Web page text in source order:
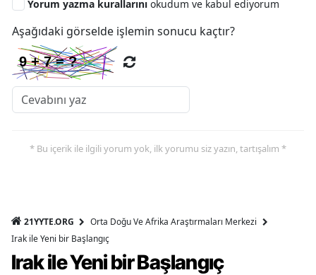
Yorum yazma kurallarını okudum ve kabul ediyorum
Aşağıdaki görselde işlemin sonucu kaçtır?
* Bu içerik ile ilgili yorum yok, ilk yorumu siz yazın, tartışalım *
21YYTE.ORG
Orta Doğu Ve Afrika Araştırmaları Merkezi
Irak ile Yeni bir Başlangıç
Irak ile Yeni bir Başlangıç